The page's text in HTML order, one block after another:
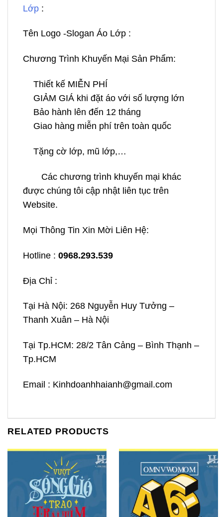
Lớp :
Tên Logo -Slogan Áo Lớp :
Chương Trình Khuyến Mại Sản Phẩm:
Thiết kế MIỄN PHÍ
GIẢM GIÁ khi đặt áo với số lượng lớn
Bảo hành lên đến 12 tháng
Giao hàng miễn phí trên toàn quốc
Tặng cờ lớp, mũ lớp,…
Các chương trình khuyến mại khác
được chúng tôi cập nhật liên tục trên
Website.
Mọi Thông Tin Xin Mời Liên Hệ:
Hotline : 0968.293.539
Địa Chỉ :
Tại Hà Nội: 268 Nguyễn Huy Tưởng –
Thanh Xuân – Hà Nội
Tại Tp.HCM: 28/2 Tân Cảng – Bình Thạnh –
Tp.HCM
Email : Kinhdoanhhaianh@gmail.com
RELATED PRODUCTS